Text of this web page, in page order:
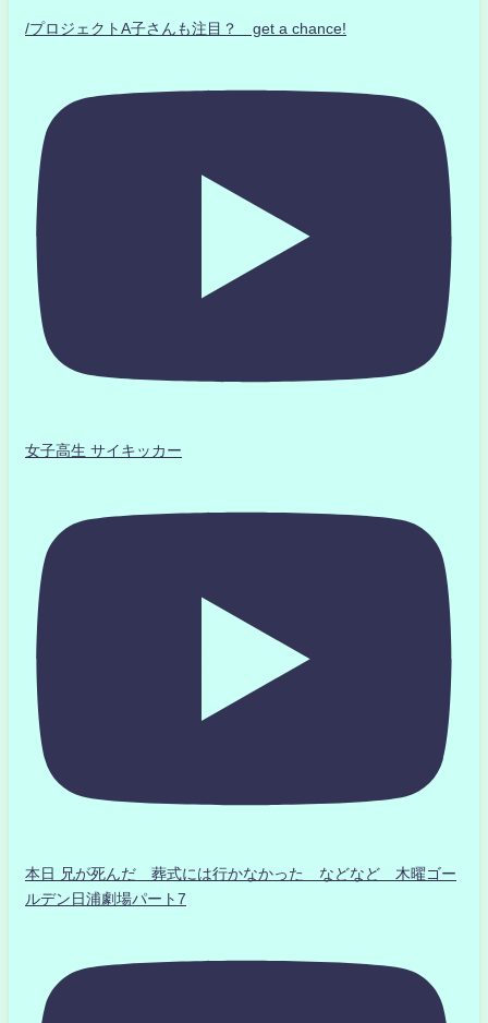
/プロジェクトA子さんも注目？ get a chance!
女子高生 サイキッカー
本日 兄が死んだ 葬式には行かなかった などなど 木曜ゴー
ルデン日浦劇場パート7